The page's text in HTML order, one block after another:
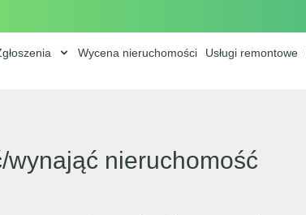
Wycena nieruchomości Usługi remontowe
wynająć nieruchomość